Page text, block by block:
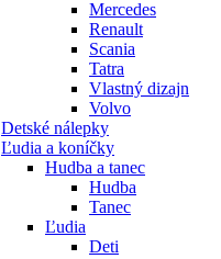
Mercedes
Renault
Scania
Tatra
Vlastný dizajn
Volvo
Detské nálepky
Ľudia a koníčky
Hudba a tanec
Hudba
Tanec
Ľudia
Deti